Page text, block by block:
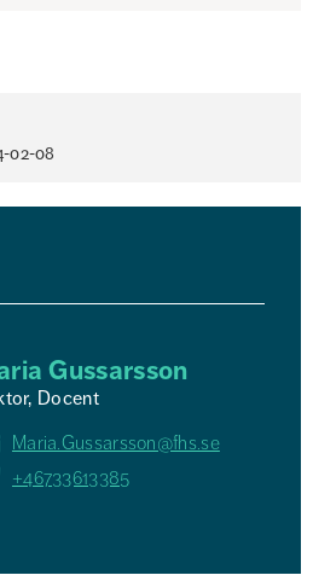
02-08
Gussarsson
Docent
Maria.Gussarsson@fhs.se
+46733613385